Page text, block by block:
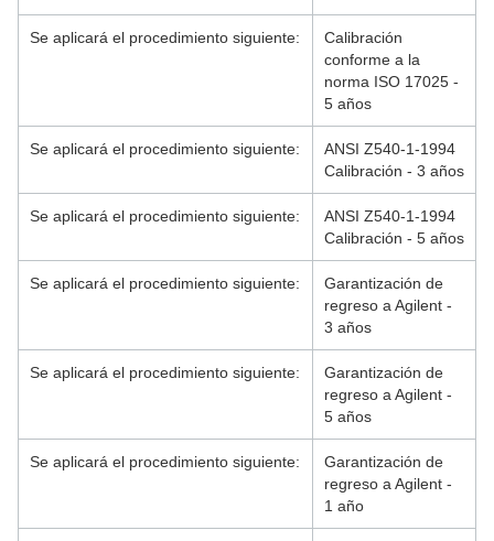
Se aplicará el procedimiento siguiente:
Calibración
conforme a la
norma ISO 17025 -
5 años
Se aplicará el procedimiento siguiente:
ANSI Z540-1-1994
Calibración - 3 años
Se aplicará el procedimiento siguiente:
ANSI Z540-1-1994
Calibración - 5 años
Se aplicará el procedimiento siguiente:
Garantización de
regreso a Agilent -
3 años
Se aplicará el procedimiento siguiente:
Garantización de
regreso a Agilent -
5 años
Se aplicará el procedimiento siguiente:
Garantización de
regreso a Agilent -
1 año